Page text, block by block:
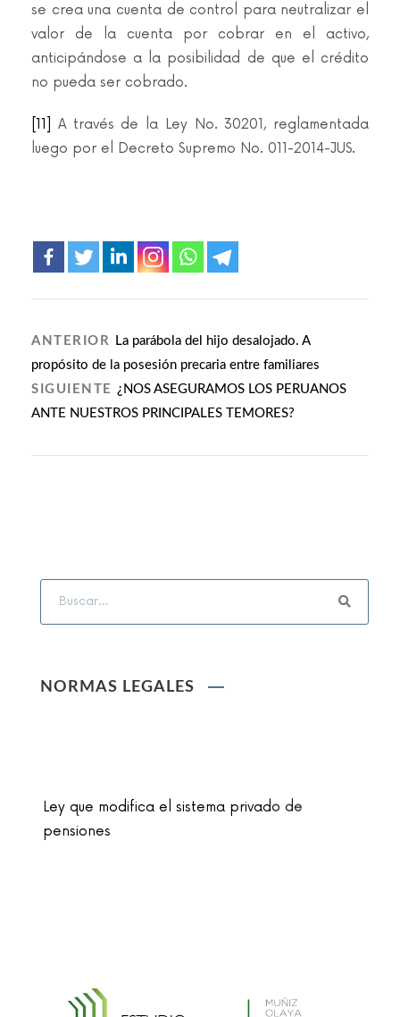
se crea una cuenta de control para neutralizar el
valor de la cuenta por cobrar en el activo,
anticipándose a la posibilidad de que el crédito
no pueda ser cobrado.
[11]
A través de la Ley No. 30201, reglamentada
luego por el Decreto Supremo No. 011-2014-JUS.
ANTERIOR
La parábola del hijo desalojado. A
propósito de la posesión precaria entre familiares
SIGUIENTE ¿NOS ASEGURAMOS LOS PERUANOS
ANTE NUESTROS PRINCIPALES TEMORES?
NORMAS LEGALES
Ley que modifica el sistema privado de
pensiones
Reglamento de la Ley N° 30024, que crea el